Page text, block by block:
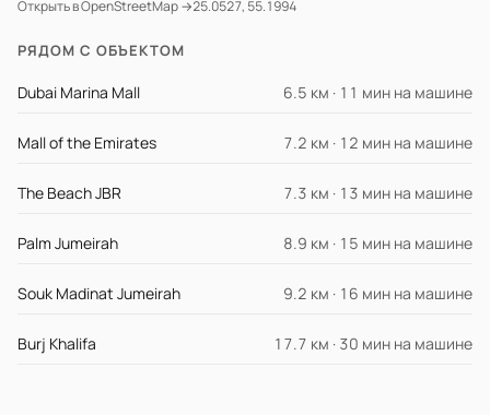
Открыть в OpenStreetMap →25.0527, 55.1994
РЯДОМ С ОБЪЕКТОМ
Dubai Marina Mall 6.5 км · 11 мин на машине
Mall of the Emirates 7.2 км · 12 мин на машине
The Beach JBR 7.3 км · 13 мин на машине
Palm Jumeirah 8.9 км · 15 мин на машине
Souk Madinat Jumeirah 9.2 км · 16 мин на машине
Burj Khalifa 17.7 км · 30 мин на машине